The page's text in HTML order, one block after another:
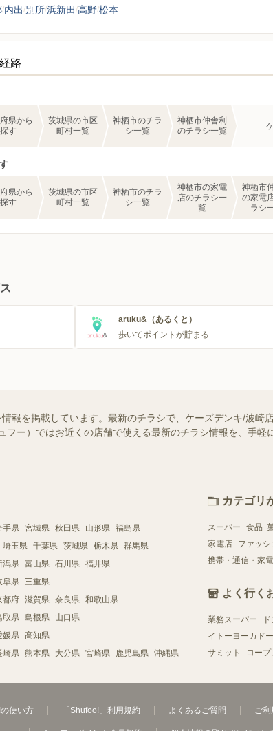
内出 別所浜新田 高野松本
路
県から
探す
茨城県の市区
町村一覧
神栖市のチラ
シ一覧
神栖市仲舎利
のチラシ一覧
県から
探す
茨城県の市区
町村一覧
神栖市のチラ
シ一覧
神栖市の家電
店のチラシ一
覧
神栖市
の家電
ラシ
aruku&（あるくと）
歩いてポイントが貯まる
報を掲載しています。最新のチラシで、ケーズデンキ/波崎
フー）ではお近くの店舗で使える最新のチラシ情報を、手軽
手県 宮城県 秋田県 山形県 福島県
埼玉県 千葉県 茨城県 栃木県 群馬県
潟県 富山県 石川県 福井県
阜県 三重県
都府 滋賀県 奈良県 和歌山県
取県 島根県 山口県
媛県 高知県
崎県 熊本県 大分県 宮崎県 鹿児島県 沖縄県
カテゴリ
スーパー 食品･
家電店
ファッシ
携帯・通信・家電
よく行く
業務スーパー
イトーヨーカドー
サミット
コー
使い方 「Shufoo!」利用規約 よくあるご質問 ご